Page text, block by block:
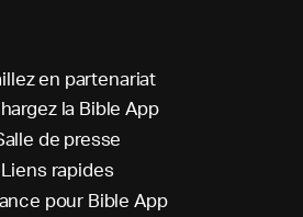
illezen partenariat
hargez la Bible App
alle de presse
L iens rapides
nce pour Bible App